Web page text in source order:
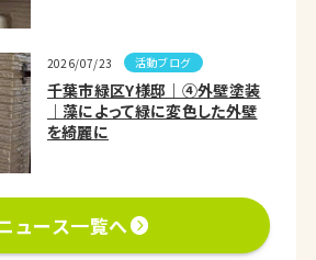
2026/07/23 活動ブログ
千葉市緑区Y様邸｜④外壁塗装
｜藻によって緑に変色した外壁
を綺麗に
ュース一覧へ